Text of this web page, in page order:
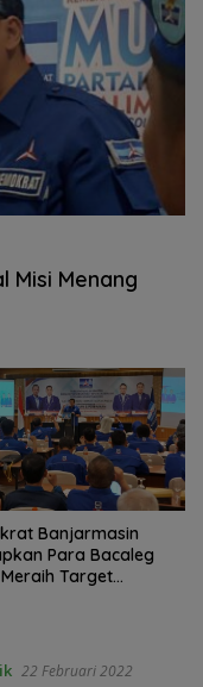
Misi Menang
Banjarmasin
Para Bacaleg
Target
22 Februari 2022